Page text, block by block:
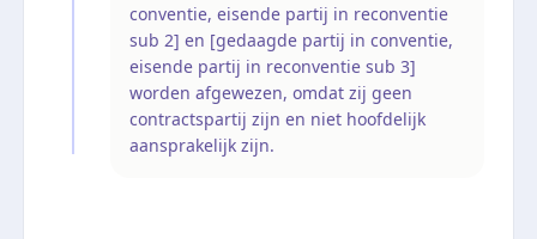
conventie, eisende partij in reconventie
sub 2] en [gedaagde partij in conventie,
eisende partij in reconventie sub 3]
worden afgewezen, omdat zij geen
contractspartij zijn en niet hoofdelijk
aansprakelijk zijn.